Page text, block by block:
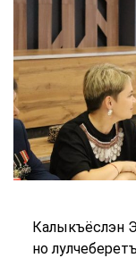
Калыкъёслэн
но